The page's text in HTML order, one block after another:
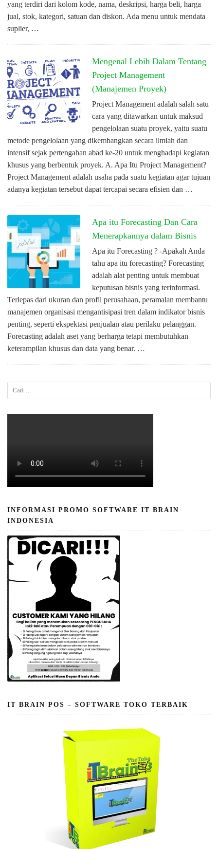
yang terdiri dari kolom kode, nama, deskripsi, harga beli, harga
jual, stok, kategori, satuan dan diskon. Ada menu untuk mendata
suplier, …
Mengenal Lebih Dalam Tentang
Project Management
(Manajemen Proyek)
Project Management adalah salah satu
cara yang ditawarkan untuk maksud
pengelolaan suatu proyek, yaitu suatu
metode pengelolaan yang dikembangkan secara ilmiah dan
intensif sejak pertengahan abad ke-20 untuk menghadapi kegiatan
khusus yang berbentuk proyek. A. Apa Itu Project Management?
Project Management adalah usaha pada suatu kegiatan agar tujuan
adanya kegiatan tersebut dapat tercapai secara efisien dan …
Apa itu Forecasting Dan Cara
Menerapkannya dalam Bisnis
Apa itu Forecasting ? -Apakah Anda
tahu apa itu forecasting? Forecasting
adalah alat penting untuk membuat
keputusan bisnis yang terinformasi.
Terlepas dari ukuran dan profil perusahaan, peramalan membantu
manajemen organisasi mengantisipasi tren dalam indikator bisnis
penting, seperti ekspektasi penjualan atau perilaku pelanggan.
Forecasting adalah aset yang berharga tetapi membutuhkan
keterampilan khusus dan data yang benar. …
INFORMASI PROMO SOFTWARE IT BRAIN
INDONESIA
IT BRAIN POS – SOFTWARE TOKO TERBAIK